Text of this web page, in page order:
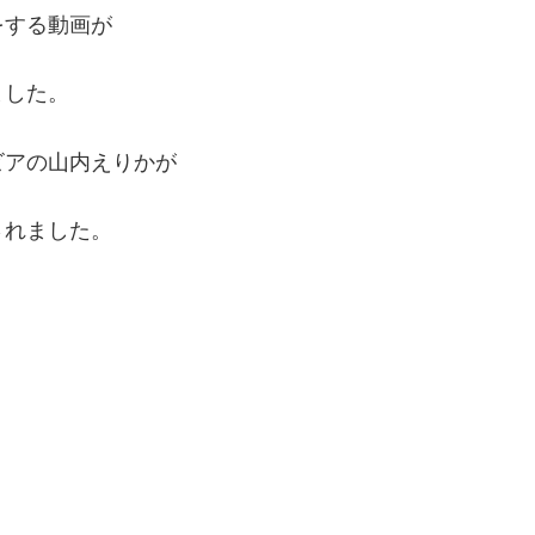
る動画が
た。
の山内えりかが
ました。